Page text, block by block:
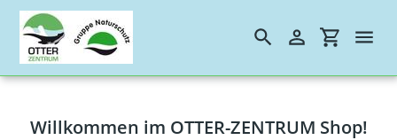
Direkt
Inhalt
SuchenEinloggen
Willkommen im OTTER-ZENTRUM Shop!